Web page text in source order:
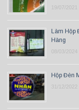
19/07/2021
Làm Hộp
Hàng
08/03/2024
Hộp Đèn
31/12/2022